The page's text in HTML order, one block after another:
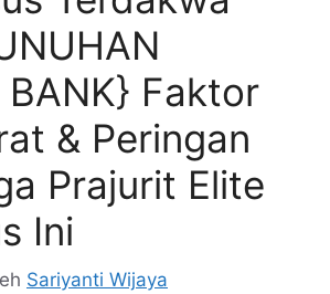
BANK} Faktor
& Peringan
Prajurit Elite
Ini
Sariyanti Wijaya